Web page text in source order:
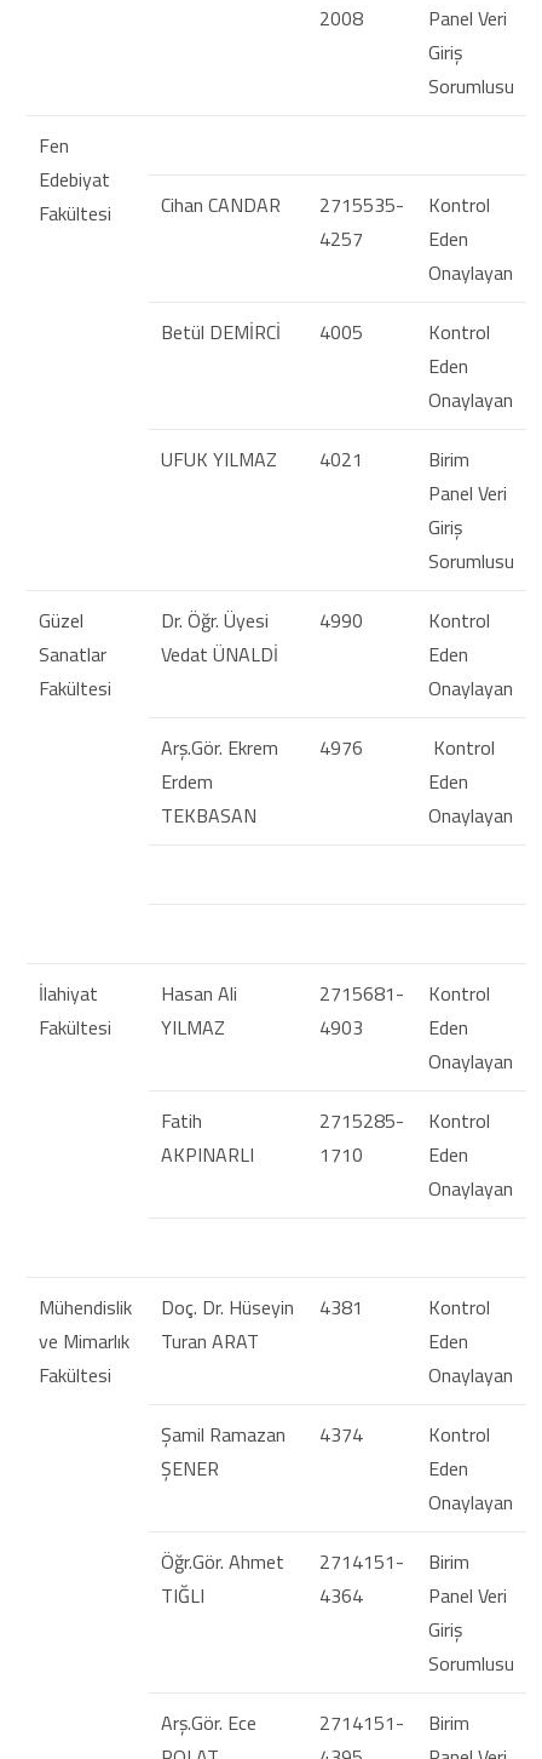
2008
Panel Veri
Giriş
Sorumlusu
Fen
Edebiyat
Fakültesi
Cihan CANDAR
2715535-
4257
Kontrol
Eden
Onaylayan
Betül DEMİRCİ 4005
Kontrol
Eden
Onaylayan
UFUK YILMAZ 4021
Birim
Panel Veri
Giriş
Sorumlusu
Güzel
Sanatlar
Fakültesi
Dr. Öğr. Üyesi
Vedat ÜNALDİ
4990
Kontrol
Eden
Onaylayan
Arş.Gör. Ekrem
Erdem
TEKBASAN
4976
Kontrol
Eden
Onaylayan
İlahiyat
Fakültesi
Hasan Ali
YILMAZ
2715681-
4903
Kontrol
Eden
Onaylayan
Fatih
AKPINARLI
2715285-
1710
Kontrol
Eden
Onaylayan
Mühendislik
ve Mimarlık
Fakültesi
Doç. Dr. Hüseyin
Turan ARAT
4381
Kontrol
Eden
Onaylayan
Şamil Ramazan
ŞENER
4374
Kontrol
Eden
Onaylayan
Öğr.Gör. Ahmet
TIĞLI
2714151-
4364
Birim
Panel Veri
Giriş
Sorumlusu
Arş.Gör. Ece
2714151-
Birim